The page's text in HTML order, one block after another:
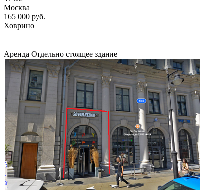
Москва
165 000 руб.
Ховрино
Аренда Отдельно стоящее здание